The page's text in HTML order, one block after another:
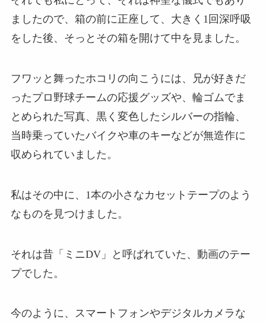
ましたので、箱の前に正座して、大きく1回深呼吸
をした後、そっとその箱を開けて中を見ました。
フワッと舞ったホコリの向こうには、兄が好きだ
ったプロ野球チームの応援グッズや、輪ゴムでま
とめられた写真、黒く変色したシルバーの指輪、
当時乗っていたバイクや車のキーなどが無造作に
収められていました。
私はその中に、1本の小さなカセットテープのよう
なものを見つけました。
それは昔「ミニDV」と呼ばれていた、動画のテー
プでした。
今のように、スマートフォンやデジタルカメラな